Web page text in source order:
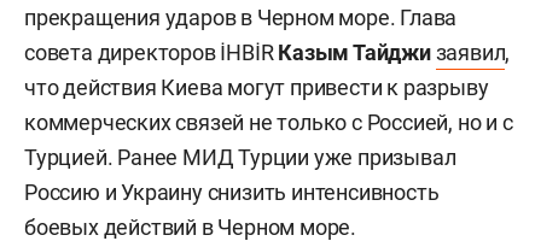
прекращения ударов в Черном море. Глава
совета директоров İHBİRКазым Тайджизаявил,
что действия Киева могут привести к разрыву
коммерческих связей не только с Россией, но и с
Турцией. Ранее МИД Турции уже призывал
Россию и Украину снизить интенсивность
боевых действий в Черном море.